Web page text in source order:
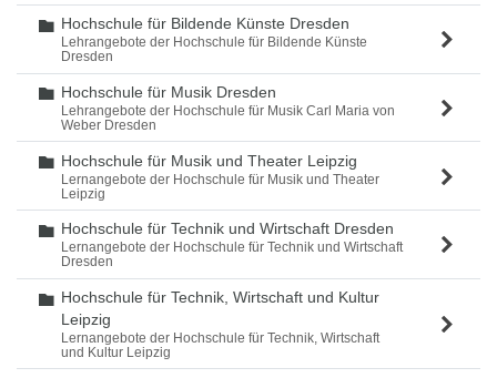
Ordner
Hochschule für Bildende Künste Dresden
Lehrangebote der Hochschule für Bildende Künste
Dresden
Ordner
Hochschule für Musik Dresden
Lehrangebote der Hochschule für Musik Carl Maria von
Weber Dresden
Ordner
Hochschule für Musik und Theater Leipzig
Lernangebote der Hochschule für Musik und Theater
Leipzig
Ordner
Hochschule für Technik und Wirtschaft Dresden
Lernangebote der Hochschule für Technik und Wirtschaft
Dresden
Ordner
Hochschule für Technik, Wirtschaft und Kultur
Leipzig
Lernangebote der Hochschule für Technik, Wirtschaft
und Kultur Leipzig